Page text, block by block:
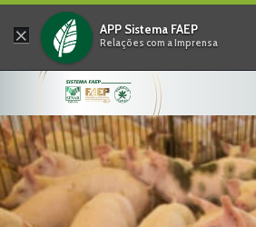
× APP Sistema FAEP
Relações com a Imprensa